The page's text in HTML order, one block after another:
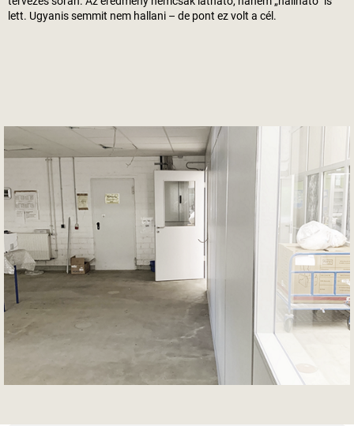
lett. Ugyanis semmit nem hallani – de pont ez volt a cél.